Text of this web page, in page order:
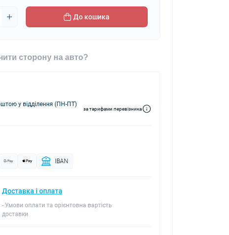
До кошика
сторону на авто?
у відділення (ПН-ПТ)
за тарифами перевізника
IBAN
Доставка і оплата
- Умови оплати та орієнтовна вартість
доставки